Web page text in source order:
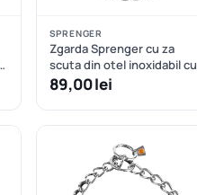
SPRENGER
Zgarda Sprenger cu za
scuta din otel inoxidabil cu
fir 3.0 mm - 65 cm
89,00 lei